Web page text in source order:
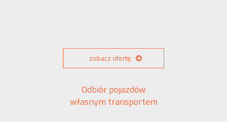
zobacz ofertę
Odbiór pojazdów
własnym transportem